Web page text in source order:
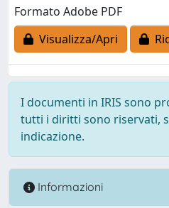
Formato Adobe PDF
Visualizza/Apri
I documenti in IRIS sono
tutti i diritti sono riservati,
indicazione.
Informazioni